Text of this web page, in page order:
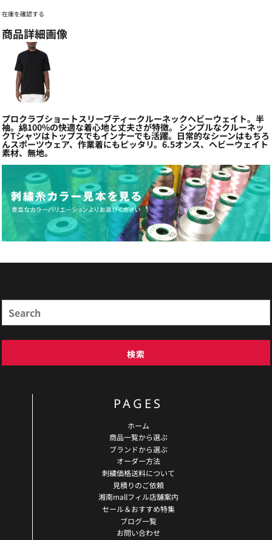
在庫を確認する
商品詳細画像
プロクラブショートスリーブティークルーネックヘビーウェイト。半
袖。綿100%の快適な着心地と丈夫さが特徴。 シンプルなクルーネッ
クTシャツはトップスでもインナーでも活躍。日常的なシーンはもちろ
んスポーツウェア、作業着にもピッタリ。6.5オンス、ヘビーウェイト
素材、無地。
検索
PAGES
ホーム
商品一覧から選ぶ
ブランドから選ぶ
オーダー方法
刺繍価格送料について
見積りのご依頼
湘南mallフィル店舗案内
セール＆おすすめ特集
ブログ一覧
お問い合わせ